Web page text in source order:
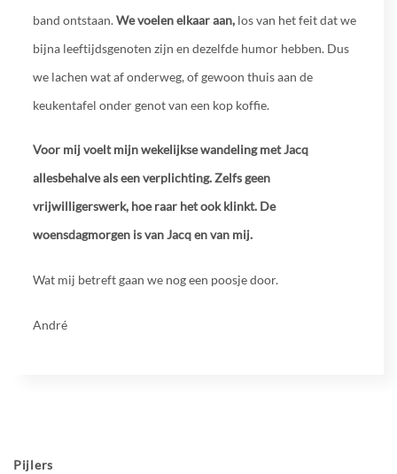
Pijlers
band ontstaan.We voelen elkaar aan,los van het feit dat we
bijna leeftijdsgenoten zijn en dezelfde humor hebben. Dus
we lachen wat af onderweg, of gewoon thuis aan de
keukentafel onder genot van een kop koffie.
Voor mij voelt mijn wekelijkse wandeling met Jacq
allesbehalve als een verplichting. Zelfs geen
vrijwilligerswerk, hoe raar het ook klinkt. De
woensdagmorgen is van Jacq en van mij.
Wat mij betreft gaan we nog een poosje door.
André